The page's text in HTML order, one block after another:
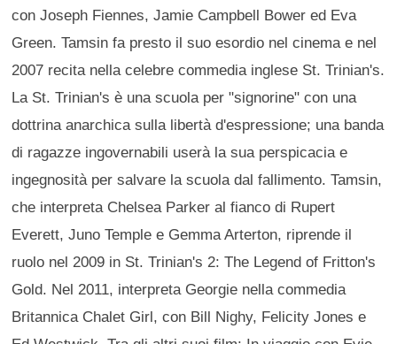
con Joseph Fiennes, Jamie Campbell Bower ed Eva
Green. Tamsin fa presto il suo esordio nel cinema e nel
2007 recita nella celebre commedia inglese St. Trinian's.
La St. Trinian's è una scuola per "signorine" con una
dottrina anarchica sulla libertà d'espressione; una banda
di ragazze ingovernabili userà la sua perspicacia e
ingegnosità per salvare la scuola dal fallimento. Tamsin,
che interpreta Chelsea Parker al fianco di Rupert
Everett, Juno Temple e Gemma Arterton, riprende il
ruolo nel 2009 in St. Trinian's 2: The Legend of Fritton's
Gold. Nel 2011, interpreta Georgie nella commedia
Britannica Chalet Girl, con Bill Nighy, Felicity Jones e